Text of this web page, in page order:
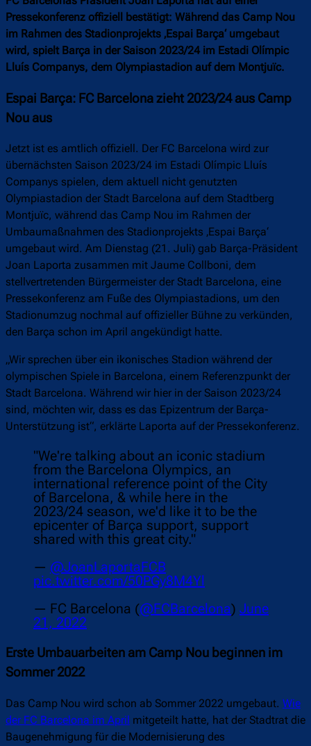
Pressekonferenz offiziell bestätigt: Während das Camp Nou
im Rahmen des Stadionprojekts ‚Espai Barça‘ umgebaut
wird, spielt Barça in der Saison 2023/24 im Estadi Olímpic
Lluís Companys, dem Olympiastadion auf dem Montjuïc.
Espai Barça: FC Barcelona zieht 2023/24 aus Camp
Nou aus
Jetzt ist es amtlich offiziell. Der FC Barcelona wird zur
übernächsten Saison 2023/24 im Estadi Olímpic Lluís
Companys spielen, dem aktuell nicht genutzten
Olympiastadion der Stadt Barcelona auf dem Stadtberg
Montjuïc, während das Camp Nou im Rahmen der
Umbaumaßnahmen des Stadionprojekts ‚Espai Barça‘
umgebaut wird. Am Dienstag (21. Juli) gab Barça-Präsident
Joan Laporta zusammen mit Jaume Collboni, dem
stellvertretenden Bürgermeister der Stadt Barcelona, eine
Pressekonferenz am Fuße des Olympiastadions, um den
Stadionumzug nochmal auf offizieller Bühne zu verkünden,
den Barça schon im April angekündigt hatte.
„Wir sprechen über ein ikonisches Stadion während der
olympischen Spiele in Barcelona, einem Referenzpunkt der
Stadt Barcelona. Während wir hier in der Saison 2023/24
sind, möchten wir, dass es das Epizentrum der Barça-
Unterstützung ist“, erklärte Laporta auf der Pressekonferenz.
"We're talking about an iconic stadium
from the Barcelona Olympics, an
international reference point of the City
of Barcelona, & while here in the
2023/24 season, we'd like it to be the
epicenter of Barça support, support
shared with this great city."
— @JoanLaportaFCB
pic.twitter.com/50PGy8M4Yl
— FC Barcelona (@FCBarcelona) June
21, 2022
Erste Umbauarbeiten am Camp Nou beginnen im
Sommer 2022
Das Camp Nou wird schon ab Sommer 2022 umgebaut. Wie
der FC Barcelona im April mitgeteilt hatte, hat der Stadtrat die
Baugenehmigung für die Modernisierung des